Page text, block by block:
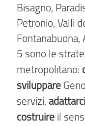
Bisagno,
Petronio, Valli
Fontanabuona,
5 sono le
metropolitano:
sviluppare
servizi, adattarci
costruire il